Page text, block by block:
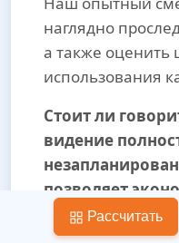
наглядно
а также оценить
использования
Стоит ли
видение
позволяет
бюджета.Рассчитать